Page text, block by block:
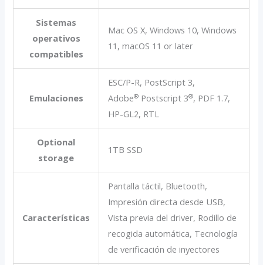
Sistemas
operativos
compatibles
Mac OS X, Windows 10, Windows
11, macOS 11 or later
Emulaciones
ESC/P-R, PostScript 3,
Adobe® Postscript 3®, PDF 1.7,
HP-GL2, RTL
Optional
storage
1TB SSD
Características
Pantalla táctil, Bluetooth,
Impresión directa desde USB,
Vista previa del driver, Rodillo de
recogida automática, Tecnología
de verificación de inyectores